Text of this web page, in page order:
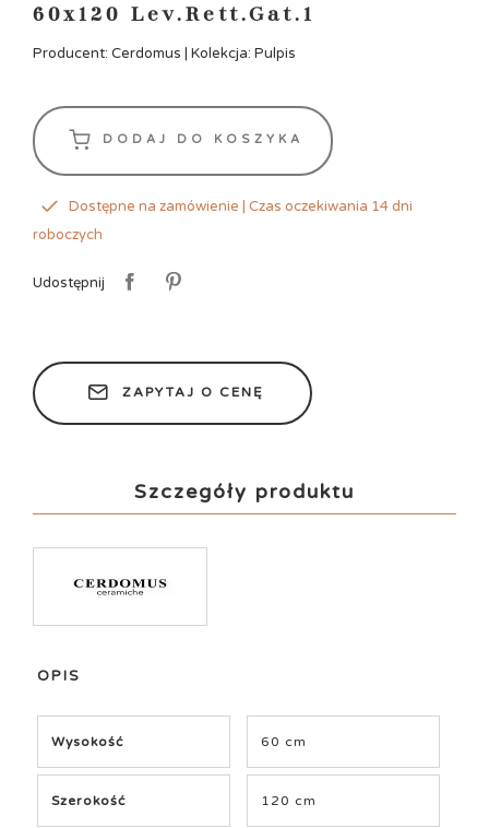
60x120 Lev.Rett.Gat.1
Producent: Cerdomus | Kolekcja: Pulpis
DODAJ DO KOSZYKA
Dostępne na zamówienie | Czas oczekiwania 14 dni
roboczych
Udostępnij
ZAPYTAJ O CENĘ
Szczegóły produktu
OPIS
Wysokość 60 cm
Szerokość 120 cm